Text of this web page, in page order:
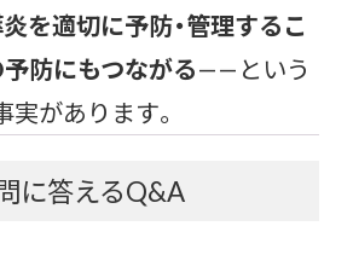
を適切に予防・管理するこ
予防にもつながる——という
があります。
に答えるQ&A